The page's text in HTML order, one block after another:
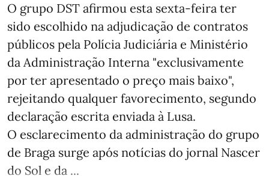
O grupo DST afirmou esta sexta-feira ter
sido escolhido na adjudicação de contratos
públicos pela Polícia Judiciária e Ministério
da Administração Interna "exclusivamente
por ter apresentado o preço mais baixo",
rejeitando qualquer favorecimento, segundo
declaração escrita enviada à Lusa.
O esclarecimento da administração do grupo
de Braga surge após notícias do jornal Nascer
do Sol e da ...